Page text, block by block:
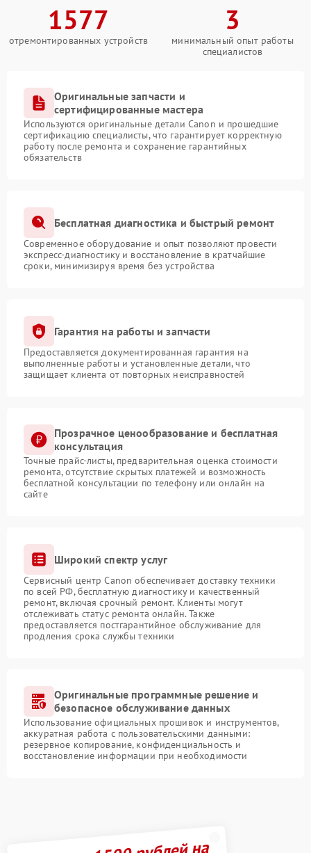
1577
отремонтированных устройств
3
минимальный опыт работы
специалистов
Оригинальные запчасти и
сертифицированные мастера
Используются оригинальные детали Canon и прошедшие
сертификацию специалисты, что гарантирует корректную
работу после ремонта и сохранение гарантийных
обязательств
Бесплатная диагностика и быстрый ремонт
Современное оборудование и опыт позволяют провести
экспресс-диагностику и восстановление в кратчайшие
сроки, минимизируя время без устройства
Гарантия на работы и запчасти
Предоставляется документированная гарантия на
выполненные работы и установленные детали, что
защищает клиента от повторных неисправностей
Прозрачное ценообразование и бесплатная
консультация
Точные прайс-листы, предварительная оценка стоимости
ремонта, отсутствие скрытых платежей и возможность
бесплатной консультации по телефону или онлайн на
сайте
Широкий спектр услуг
Сервисный центр Canon обеспечивает доставку техники
по всей РФ, бесплатную диагностику и качественный
ремонт, включая срочный ремонт. Клиенты могут
отслеживать статус ремонта онлайн. Также
предоставляется постгарантийное обслуживание для
продления срока службы техники
Оригинальные программные решение и
безопасное обслуживание данных
Использование официальных прошивок и инструментов,
аккуратная работа с пользовательскими данными:
резервное копирование, конфиденциальность и
восстановление информации при необходимости